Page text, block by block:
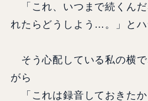
「これ、いつまで続くん
れたらどうしよう…。」とハ
そう心配している私の横
がら
「これは録音しておきたか